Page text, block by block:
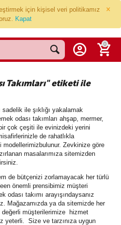
×
için kişisel veri politikamız
Kapat
0
Takımları" etiketi ile
sadelik ile şıklığı yakalamak
odası takımları ahşap, mermer,
çok çeşiti ile evinizdeki yerini
de rahatlıkla
modellerimizbulunur. Zevkinize göre
masalarımıza sitemizden
de bütçenizi zorlamayacak her türlü
önemli prensibimiz müşteri
odası takımı arayışındaysanız
Mağazamızda ya da sitemizde her
müşterilerimize hizmet
yeterli. Size ve tarzınıza uygun